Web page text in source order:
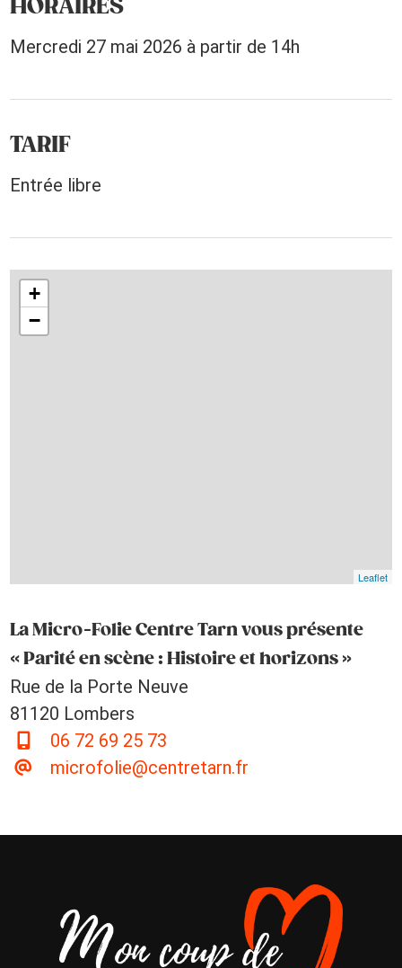
HORAIRES
Mercredi 27 mai 2026 à partir de 14h
TARIF
Entrée libre
+
−
Leaflet
La Micro-Folie Centre Tarn vous présente
« Parité en scène : Histoire et horizons »
Rue de la Porte Neuve
81120 Lombers
06 72 69 25 73
microfolie@centretarn.fr